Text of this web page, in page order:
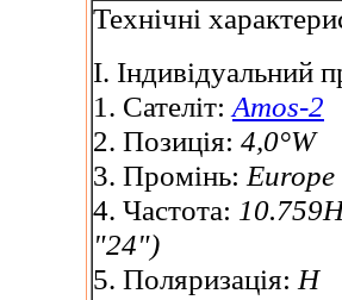
Технічні
I. Індивідуальний
1. Сателіт: Amos-2
2. Позиція: 4,0°W
3. Промінь: Europe
4. Частота:
"24")
5. Поляризація: H